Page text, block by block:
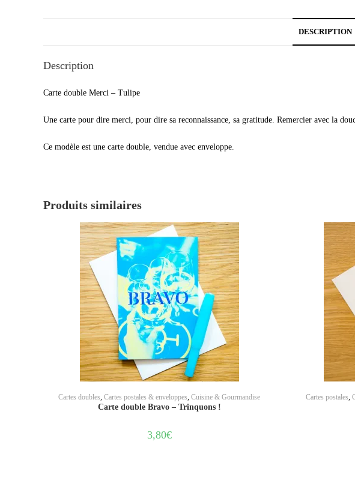
DESCRIPTION
Description
Carte double Merci – Tulipe
Une carte pour dire merci, pour dire sa reconnaissance, sa gratitude. Remercier avec la
Ce modèle est une carte double, vendue avec enveloppe.
Produits similaires
AJOUTER AU PANIER
Cartes doubles,Cartes postales & enveloppes,Cuisine & Gourmandise
Carte double Bravo – Trinquons !
3,80€
Cartes postales,